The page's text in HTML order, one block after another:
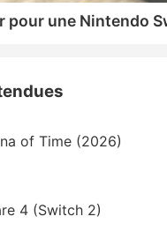
pour une Nintendo
of Time (2026)
4 (Switch 2)